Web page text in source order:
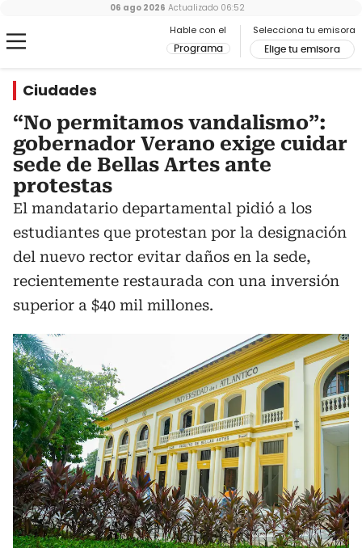
Hable con el
Programa
Selecciona tu emisora
Elige tu emisora
06 ago 2026 Actualizado 06:52
Ciudades
“No permitamos vandalismo”:
gobernador Verano exige cuidar
sede de Bellas Artes ante
protestas
El mandatario departamental pidió a los
estudiantes que protestan por la designación
del nuevo rector evitar daños en la sede,
recientemente restaurada con una inversión
superior a $40 mil millones.